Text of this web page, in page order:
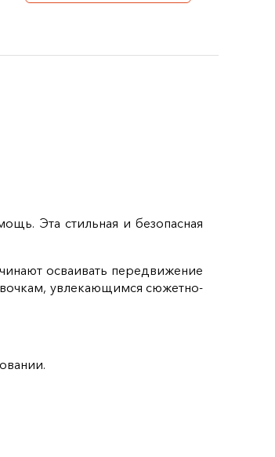
Эта стильная и безопасная
осваивать передвижение
увлекающимся сюжетно-